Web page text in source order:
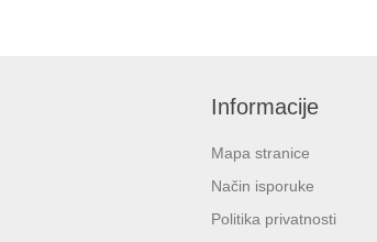
Informacije
Mapa stranice
Način isporuke
Politika privatnosti